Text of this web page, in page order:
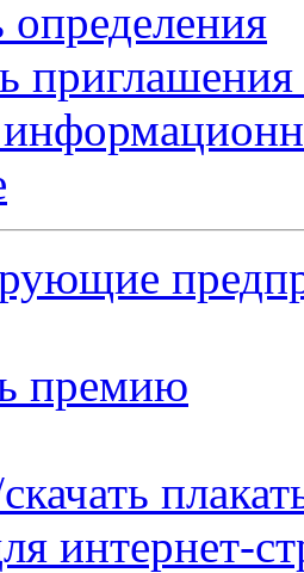
определения
премию
интернет-